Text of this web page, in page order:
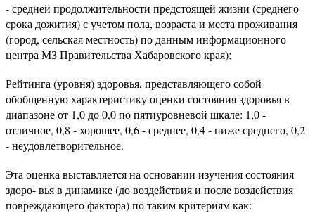
- средней продолжительности предстоящей жизни (среднего
срока дожития) с учетом пола, возраста и места проживания
(город, сельская местность) по данным информационного
центра МЗ Правительства Хабаровского края);
Рейтинга (уровня) здоровья, представляющего собой
обобщенную характеристику оценки состояния здоровья в
диапазоне от 1,0 до 0,0 по пятиуровневой шкале: 1,0 -
отличное, 0,8 - хорошее, 0,6 - среднее, 0,4 - ниже среднего, 0,2
- неудовлетворительное.
Эта оценка выставляется на основании изучения состояния
здоро- вья в динамике (до воздействия и после воздействия
повреждающего фактора) по таким критериям как: